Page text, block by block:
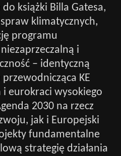
książki Billa Gatesa,
klimatycznych,
programu
i
– identyczną
KE
i eurokraci wysokiego
2030 na rzecz
jak i Europejski
fundamentalne
strategię działania